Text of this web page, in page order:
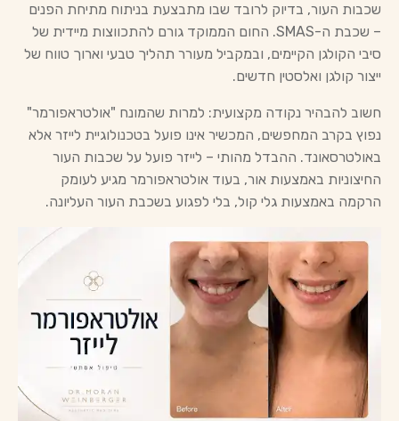
שכבות העור, בדיוק לרובד שבו מתבצעת בניתוח מתיחת הפנים
– שכבת ה-SMAS. החום הממוקד גורם להתכווצות מיידית של
סיבי הקולגן הקיימים, ובמקביל מעורר תהליך טבעי וארוך טווח של
ייצור קולגן ואלסטין חדשים.
חשוב להבהיר נקודה מקצועית: למרות שהמונח "אולטראפורמר"
נפוץ בקרב המחפשים, המכשיר אינו פועל בטכנולוגיית לייזר אלא
באולטרסאונד. ההבדל מהותי – לייזר פועל על שכבות העור
החיצוניות באמצעות אור, בעוד אולטראפורמר מגיע לעומק
הרקמה באמצעות גלי קול, בלי לפגוע בשכבת העור העליונה.